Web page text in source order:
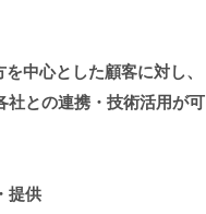
中心とした顧客に対し、
社との連携・技術活用が可
提供